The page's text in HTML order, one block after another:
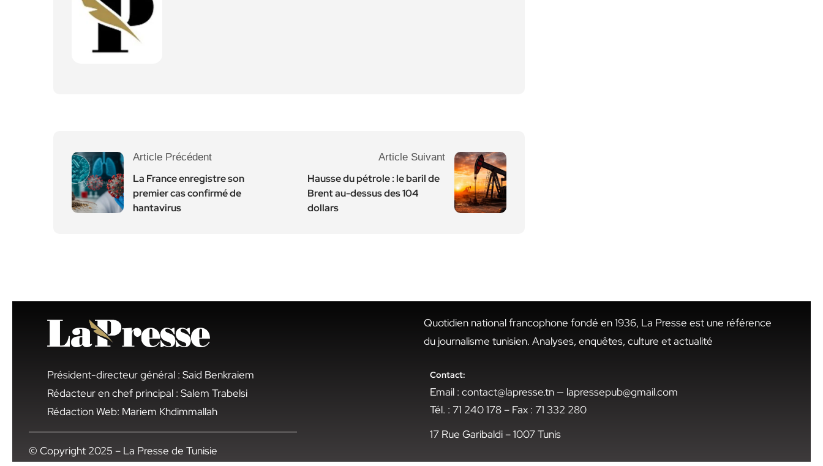
Article Précédent
La France enregistre son
premier cas confirmé de
hantavirus
Article Suivant
Hausse du pétrole : le baril de
Brent au-dessus des 104
dollars
Président-directeur général : Said Benkraiem
Rédacteur en chef principal : Salem Trabelsi
Rédaction Web: Mariem Khdimmallah
© Copyright 2025 – La Presse de Tunisie
Quotidien national francophone fondé en 1936, La Presse est une référence
du journalisme tunisien. Analyses, enquêtes, culture et actualité
Contact:
Email : contact@lapresse.tn — lapressepub@gmail.com
Tél. : 71 240 178 – Fax : 71 332 280
17 Rue Garibaldi – 1007 Tunis